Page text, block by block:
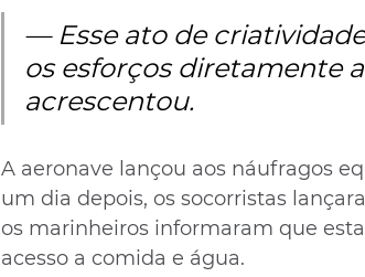
— Esse ato de
os esforços diretamente
acrescentou.
A aeronave lançou aos náufragos
um dia depois, os socorristas
os marinheiros informaram que
acesso a comida e água.